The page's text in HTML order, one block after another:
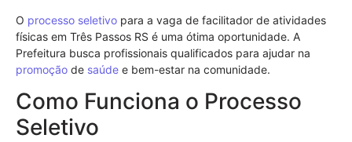
O processo seletivo para a vaga de facilitador de atividades
físicas em Três Passos RS é uma ótima oportunidade. A
Prefeitura busca profissionais qualificados para ajudar na
promoção de saúde e bem-estar na comunidade.
Como Funciona o Processo
Seletivo